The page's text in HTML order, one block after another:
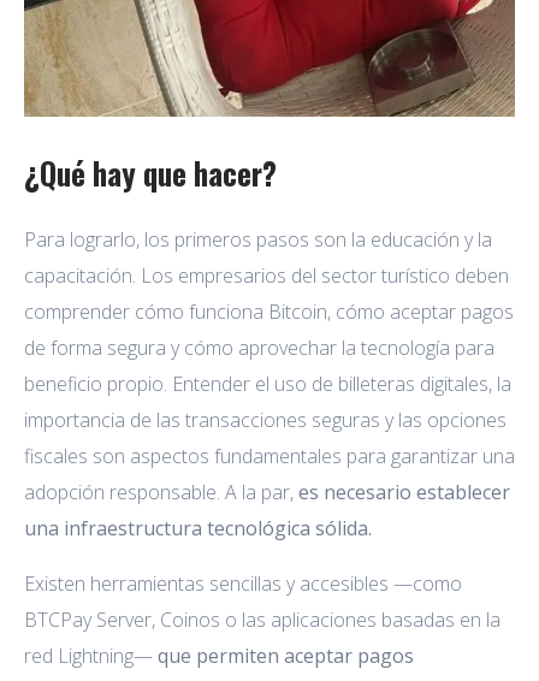
¿Qué hay que hacer?
Para lograrlo, los primeros pasos son la educación y la
capacitación. Los empresarios del sector turístico deben
comprender cómo funciona Bitcoin, cómo aceptar pagos
de forma segura y cómo aprovechar la tecnología para
beneficio propio. Entender el uso de billeteras digitales, la
importancia de las transacciones seguras y las opciones
fiscales son aspectos fundamentales para garantizar una
adopción responsable. A la par,es necesario establecer
una infraestructura tecnológica sólida.
Existen herramientas sencillas y accesibles —como
BTCPay Server, Coinos o las aplicaciones basadas en la
red Lightning—que permiten aceptar pagos